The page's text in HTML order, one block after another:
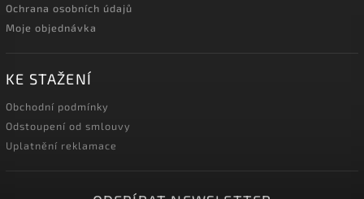
Ochrana osobních údajů
Moje objednávka
KE STAŽENÍ
Obchodní podmínky
Odstoupení od smlouvy
Uplatnění reklamace